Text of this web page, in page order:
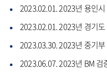
2023.02.01. 2023년 용인
2023.02.01. 2023년 경기
2023.03.30. 2023년 중기
2023.06.07. 2023년 BM 검